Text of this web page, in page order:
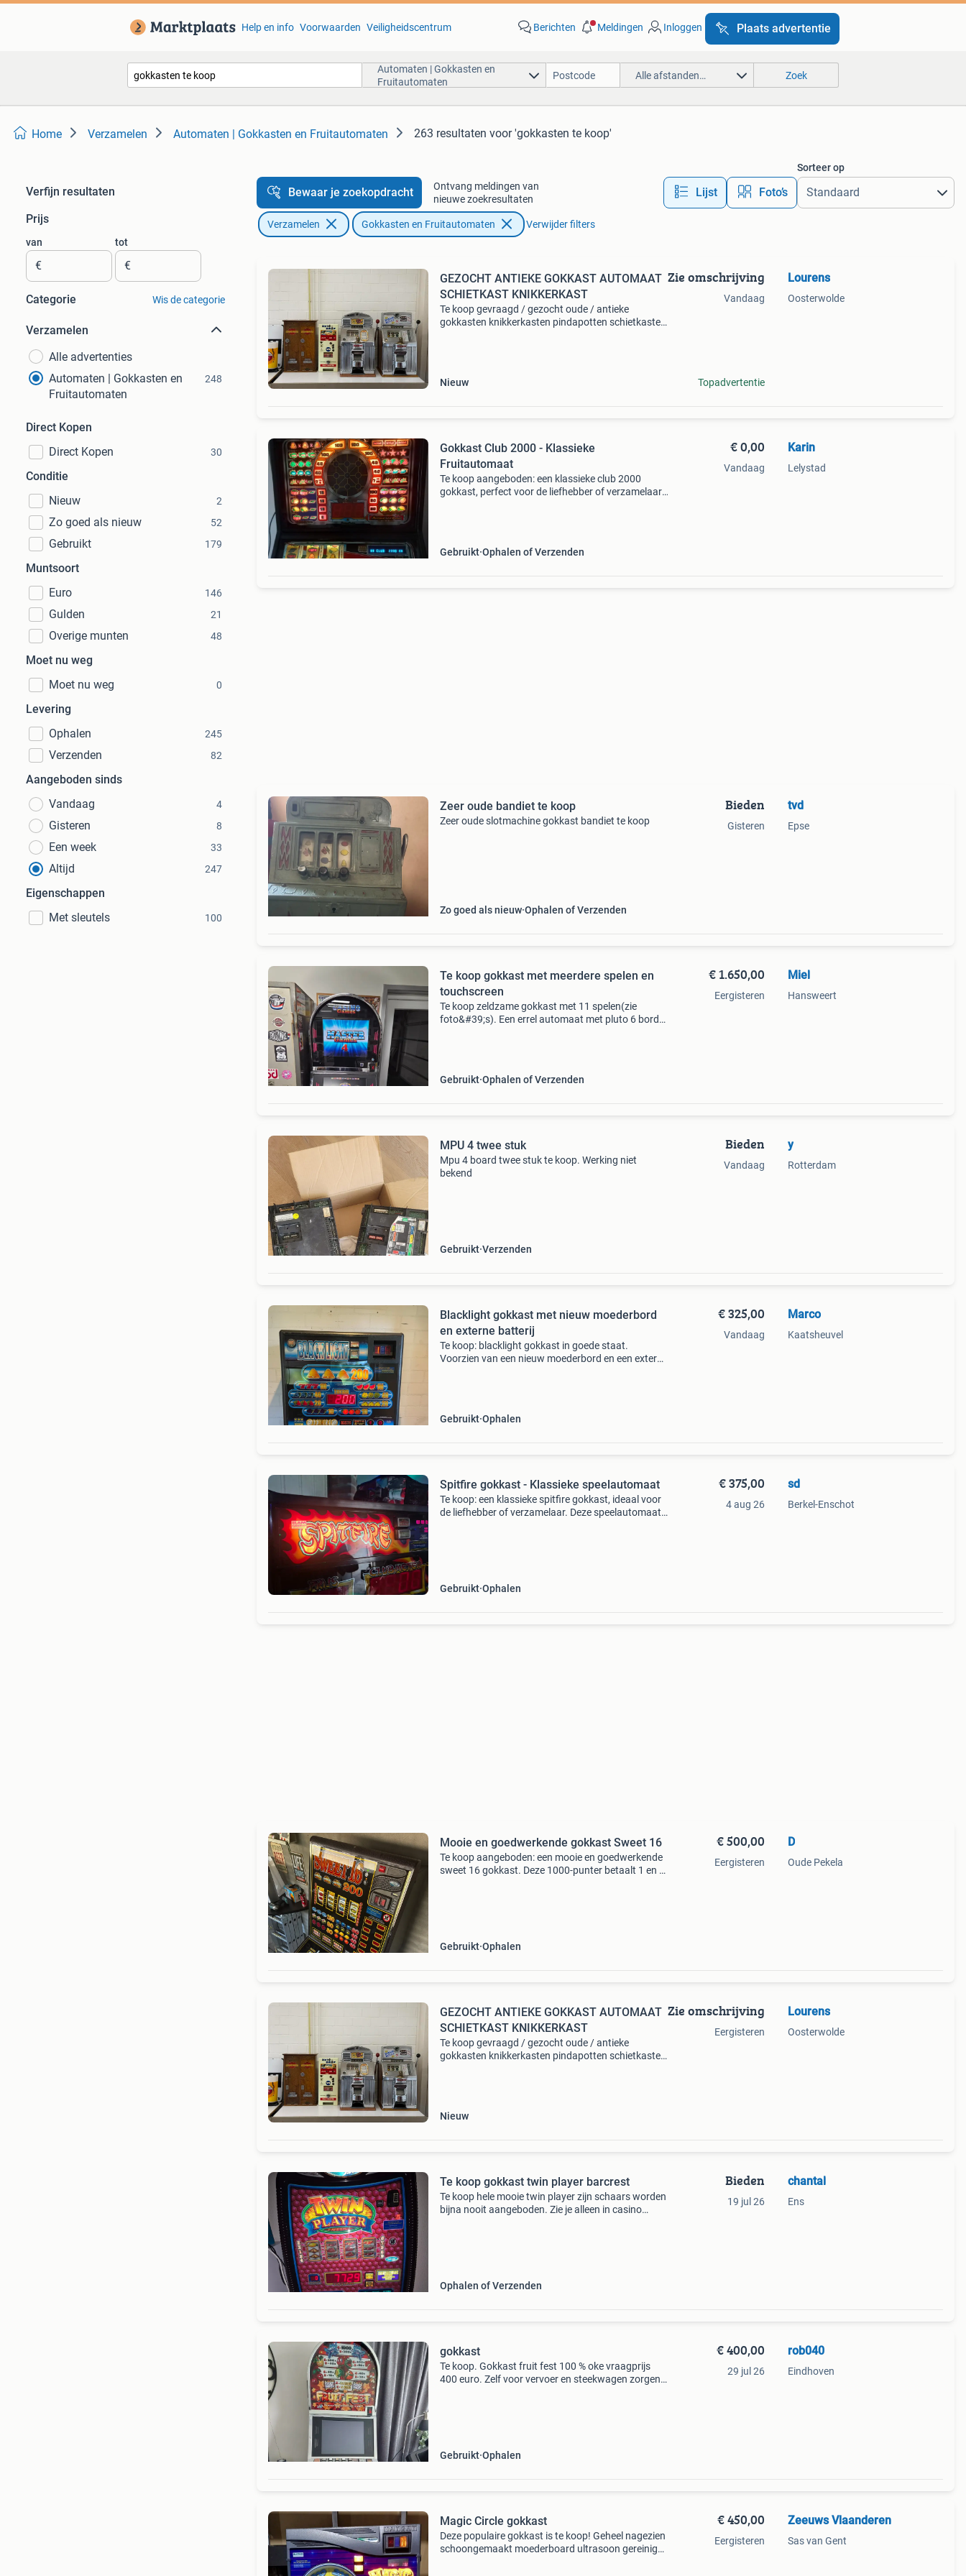
Help en info Voorwaarden Veiligheidscentrum Berichten Meldingen Inloggen Plaats advertentie
Automaten | Gokkasten en
Fruitautomaten
Alle afstanden… Zoek
Home Verzamelen Automaten | Gokkasten en Fruitautomaten 263 resultaten voor 'gokkasten te koop'
Verfijn resultaten
Prijs
van
€
tot
€
Categorie Wis de categorie
Verzamelen
Alle advertenties
Automaten | Gokkasten en
Fruitautomaten
248
Direct Kopen
Direct Kopen
30
Conditie
Nieuw
2
Zo goed als nieuw 52
Gebruikt 179
Muntsoort
Euro
146
Gulden 21
Overige munten 48
Moet nu weg
Moet nu weg
0
Levering
Ophalen
245
Verzenden 82
Aangeboden sinds
Vandaag
4
Gisteren 8
Een week 33
Altijd 247
Eigenschappen
Met sleutels
100
Bewaar je zoekopdracht
Ontvang meldingen van
nieuwe zoekresultaten
Lijst Foto’s
Sorteer op
Verzamelen Gokkasten en Fruitautomaten Verwijder filters
GEZOCHT ANTIEKE GOKKAST AUTOMAAT
SCHIETKAST KNIKKERKAST
Te koop gevraagd / gezocht oude / antieke
gokkasten knikkerkasten pindapotten schietkasten
Nieuw
Zie omschrijving
Vandaag
Topadvertentie
Lourens
Oosterwolde
Gokkast Club 2000 - Klassieke
Fruitautomaat
Te koop aangeboden: een klassieke club 2000
gokkast, perfect voor de liefhebber of verzamelaar.
Gebruikt Ophalen of Verzenden
€ 0,00
Vandaag
Karin
Lelystad
Zeer oude bandiet te koop
Zeer oude slotmachine gokkast bandiet te koop
Zo goed als nieuw Ophalen of Verzenden
Bieden
Gisteren
tvd
Epse
Te koop gokkast met meerdere spelen en
touchscreen
Te koop zeldzame gokkast met 11 spelen(zie
foto&#39;s). Een errel automaat met pluto 6 bord
Gebruikt Ophalen of Verzenden
€ 1.650,00
Eergisteren
Miel
Hansweert
MPU 4 twee stuk
Mpu 4 board twee stuk te koop. Werking niet
bekend
Gebruikt Verzenden
Bieden
Vandaag
y
Rotterdam
Blacklight gokkast met nieuw moederbord
en externe batterij
Te koop: blacklight gokkast in goede staat.
Voorzien van een nieuw moederbord en een externe
Gebruikt Ophalen
€ 325,00
Vandaag
Marco
Kaatsheuvel
Spitfire gokkast - Klassieke speelautomaat
Te koop: een klassieke spitfire gokkast, ideaal voor
de liefhebber of verzamelaar. Deze speelautomaat
Gebruikt Ophalen
€ 375,00
4 aug 26
sd
Berkel-Enschot
Mooie en goedwerkende gokkast Sweet 16
Te koop aangeboden: een mooie en goedwerkende
sweet 16 gokkast. Deze 1000-punter betaalt 1 en 2
Gebruikt Ophalen
€ 500,00
Eergisteren
D
Oude Pekela
GEZOCHT ANTIEKE GOKKAST AUTOMAAT
SCHIETKAST KNIKKERKAST
Te koop gevraagd / gezocht oude / antieke
gokkasten knikkerkasten pindapotten schietkasten
Nieuw
Zie omschrijving
Eergisteren
Lourens
Oosterwolde
Te koop gokkast twin player barcrest
Te koop hele mooie twin player zijn schaars worden
bijna nooit aangeboden. Zie je alleen in casino
Ophalen of Verzenden
Bieden
19 jul 26
chantal
Ens
gokkast
Te koop. Gokkast fruit fest 100 % oke vraagprijs
400 euro. Zelf voor vervoer en steekwagen zorgen.
Gebruikt Ophalen
€ 400,00
29 jul 26
rob040
Eindhoven
Magic Circle gokkast
Deze populaire gokkast is te koop! Geheel nagezien
schoongemaakt moederboard ultrasoon gereinigd
€ 450,00
Eergisteren
Zeeuws Vlaanderen
Sas van Gent